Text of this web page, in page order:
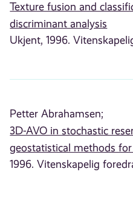
Texture fusion and
discriminant analysis
Ukjent, 1996.
Petter Abrahamsen;
3D-AVO in stochastic
geostatistical methods
1996. Vitenskapelig